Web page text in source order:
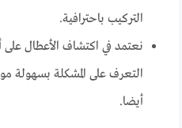
التركيب باحترافية.
نعتمد في اكتشاف الأعطال على
التعرف على المشكلة بسهولة
أيضا.